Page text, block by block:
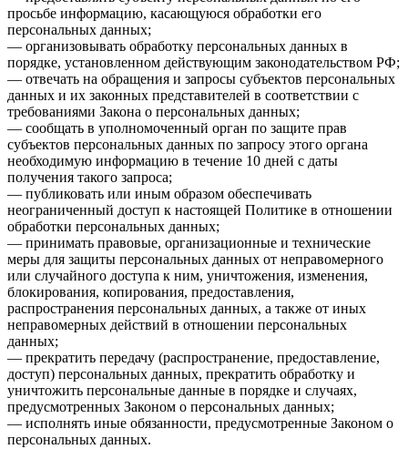
просьбе информацию, касающуюся обработки его
персональных данных;
— организовывать обработку персональных данных в
порядке, установленном действующим законодательством РФ;
— отвечать на обращения и запросы субъектов персональных
данных и их законных представителей в соответствии с
требованиями Закона о персональных данных;
— сообщать в уполномоченный орган по защите прав
субъектов персональных данных по запросу этого органа
необходимую информацию в течение 10 дней с даты
получения такого запроса;
— публиковать или иным образом обеспечивать
неограниченный доступ к настоящей Политике в отношении
обработки персональных данных;
— принимать правовые, организационные и технические
меры для защиты персональных данных от неправомерного
или случайного доступа к ним, уничтожения, изменения,
блокирования, копирования, предоставления,
распространения персональных данных, а также от иных
неправомерных действий в отношении персональных
данных;
— прекратить передачу (распространение, предоставление,
доступ) персональных данных, прекратить обработку и
уничтожить персональные данные в порядке и случаях,
предусмотренных Законом о персональных данных;
— исполнять иные обязанности, предусмотренные Законом о
персональных данных.